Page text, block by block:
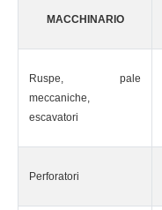
MACCHINARIO
Ruspe, pale
meccaniche,
escavatori
Perforatori